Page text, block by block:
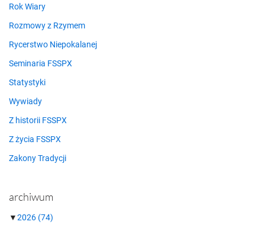
Rok Wiary
Rozmowy z Rzymem
Rycerstwo Niepokalanej
Seminaria FSSPX
Statystyki
Wywiady
Z historii FSSPX
Z życia FSSPX
Zakony Tradycji
archiwum
▼2026 (74)